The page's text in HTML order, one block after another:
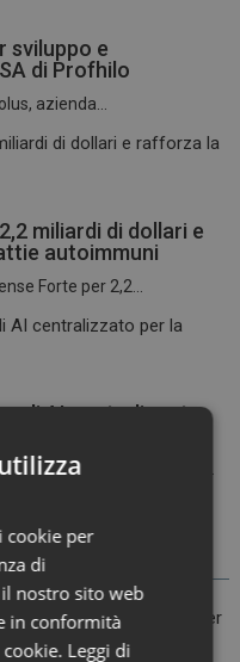
sviluppo e
di Profhilo
azienda...
miliardi di dollari e
autoimmuni
Forte per 2,2...
di AI centralizzato
farmaceutico entra...
cookie per
di
nostro sito web
in conformità
Leggi di